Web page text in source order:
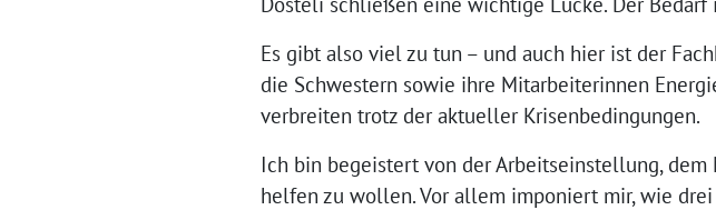
Es gibt also viel zu tun – und auch hier ist der
die Schwestern sowie ihre Mitarbeiterinnen
verbreiten trotz der aktueller Krisenbedingungen.
Ich bin begeistert von der Arbeitseinstellung,
helfen zu wollen. Vor allem imponiert mir, wie